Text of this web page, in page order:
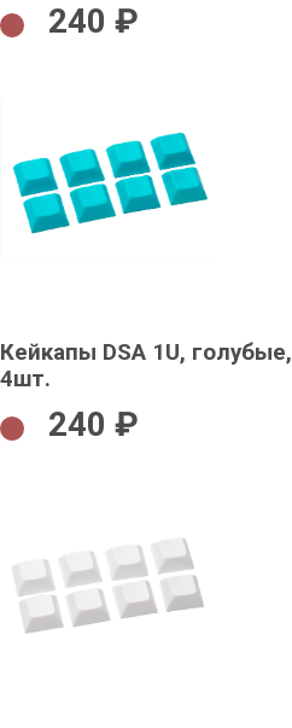
240 ₽
Кейкапы DSA 1U, голубые,
4шт.
240 ₽